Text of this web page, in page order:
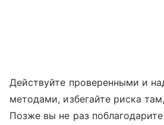
Действуйте проверенными и
методами, избегайте риска
Позже вы не раз поблагодарите